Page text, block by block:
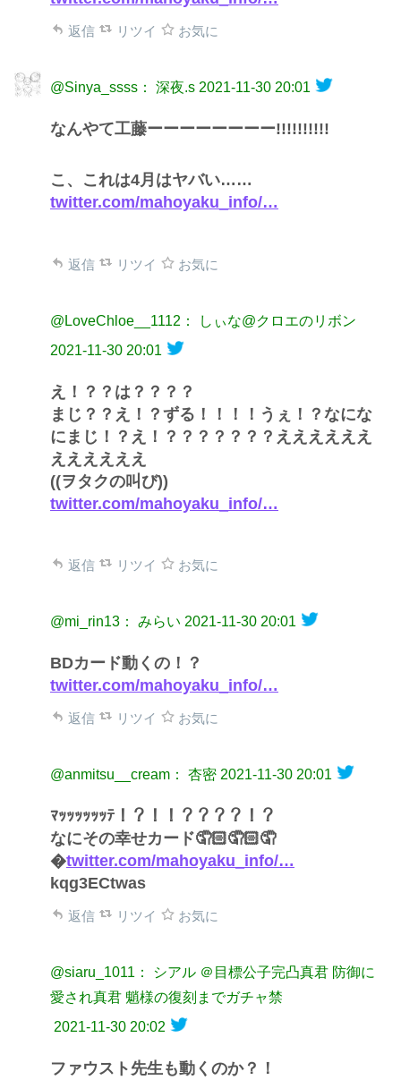
返信 リツイ お気に
@Sinya_ssss： 深夜.s 2021-11-30 20:01
なんやて工藤ーーーーーーーー!!!!!!!!!!
こ、これは4月はヤバい……
twitter.com/mahoyaku_info/…
返信 リツイ お気に
@LoveChloe__1112： しぃな@クロエのリボン
2021-11-30 20:01
え！？？は？？？？
まじ？？え！？ずる！！！！うぇ！？なにな
にまじ！？え！？？？？？？？ええええええ
ええええええ
((ヲタクの叫び))
twitter.com/mahoyaku_info/…
返信 リツイ お気に
@mi_rin13： みらい 2021-11-30 20:01
BDカード動くの！？
twitter.com/mahoyaku_info/…
返信 リツイ お気に
@anmitsu__cream： 杏密 2021-11-30 20:01
ﾏｯｯｯｯｯｯﾃ！？！！？？？？！？
なにその幸せカード🤦🏻🤦🏻🤦
�twitter.com/mahoyaku_info/…
kqg3ECtwas
返信 リツイ お気に
@siaru_1011： シアル ＠目標公子完凸真君 防御に
愛され真君 魈様の復刻までガチャ禁
2021-11-30 20:02
ファウスト先生も動くのか？！